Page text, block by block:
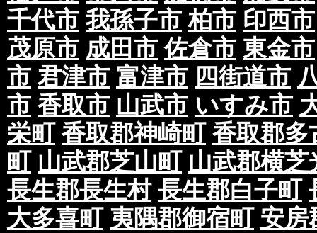
千代市 我孫子市 柏市 印西市
茂原市 成田市 佐倉市 東金市
市 君津市 富津市 四街道市
市 香取市 山武市 いすみ市
栄町 香取郡神崎町 香取郡多
町 山武郡芝山町 山武郡横芝
長生郡長生村 長生郡白子町
大多喜町 夷隅郡御宿町 安房